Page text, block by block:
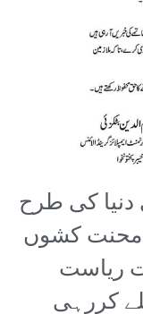
کی طرح
محنت کشوں
ریاست
کررہی